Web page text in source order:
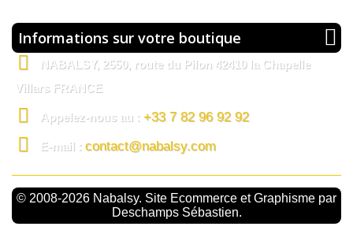
© 2008-2026 Nabalsy. Site Ecommerce et Graphisme par
Deschamps Sébastien.
Informations sur votre boutique
NABALSY, 2550, route du Pilon 42410 la Chapelle
Villars FRANCE
Appelez-nous au : +33 7 82 96 92 92
E-mail : contact@nabalsy.com